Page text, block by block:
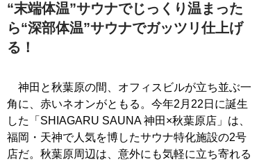
“末端体温”サウナでじっくり温まった
ら“深部体温”サウナでガッツリ仕上げ
る！
神田と秋葉原の間、オフィスビルが立ち並ぶ一
角に、赤いネオンがともる。今年2月22日に誕生
した「SHIAGARU SAUNA 神田×秋葉原店」は、
福岡・天神で人気を博したサウナ特化施設の2号
店だ。秋葉原周辺は、意外にも気軽に立ち寄れる